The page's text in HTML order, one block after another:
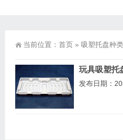
当前位置： 首页 » 吸塑托盘种类
玩具吸塑托
发布日期：